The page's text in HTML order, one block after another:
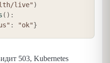
live")
( ) :
: "ok"}
503, Kubernetes